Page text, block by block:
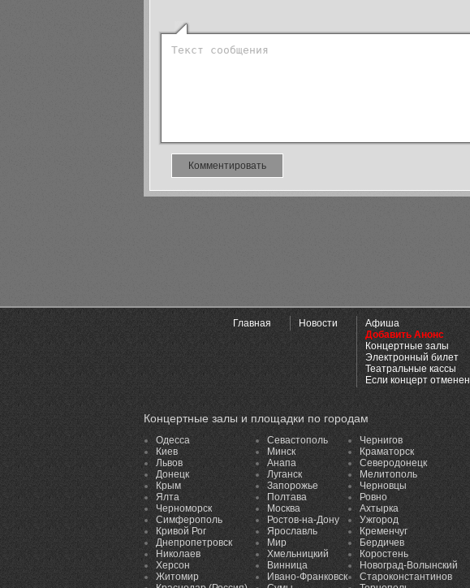
Комментировать
Главная Новости
Афиша
Добавить Анонс
Концертные залы
Электронный билет
Театральные кассы
Если концерт отменен
Концертные залы и площадки по городам
Одесса
Киев
Львов
Донецк
Крым
Ялта
Черноморск
Симферополь
Кривой Рог
Днепропетровск
Николаев
Херсон
Житомир
Севастополь
Минск
Анапа
Луганск
Запорожье
Полтава
Москва
Ростов-на-Дону
Ярославль
Мир
Хмельницкий
Винница
Ивано-Франковск
Чернигов
Краматорск
Северодонецк
Мелитополь
Черновцы
Ровно
Ахтырка
Ужгород
Кременчуг
Бердичев
Коростень
Новоград-Волынский
Староконстантинов